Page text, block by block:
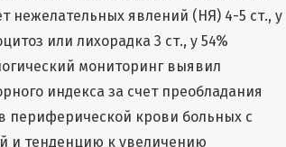
явлений (НЯ) 4-5 ст., у
или лихорадка 3 ст., у 54%
мониторинг выявил
индекса за счет преобладания
периферической крови больных с
и тенденцию к увеличению